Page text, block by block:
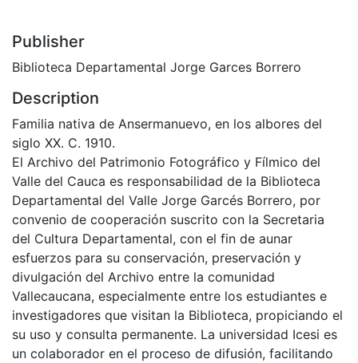
Publisher
Biblioteca Departamental Jorge Garces Borrero
Description
Familia nativa de Ansermanuevo, en los albores del
siglo XX. C. 1910.
El Archivo del Patrimonio Fotográfico y Fílmico del
Valle del Cauca es responsabilidad de la Biblioteca
Departamental del Valle Jorge Garcés Borrero, por
convenio de cooperación suscrito con la Secretaria
del Cultura Departamental, con el fin de aunar
esfuerzos para su conservación, preservación y
divulgación del Archivo entre la comunidad
Vallecaucana, especialmente entre los estudiantes e
investigadores que visitan la Biblioteca, propiciando el
su uso y consulta permanente. La universidad Icesi es
un colaborador en el proceso de difusión, facilitando